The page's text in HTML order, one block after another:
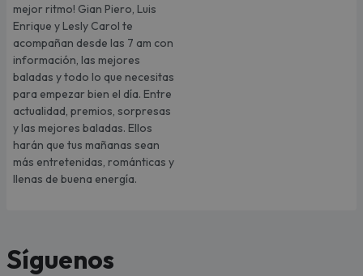
mejor ritmo! Gian Piero, Luis
Enrique y Lesly Carol te
acompañan desde las 7 am con
información, las mejores
baladas y todo lo que necesitas
para empezar bien el día. Entre
actualidad, premios, sorpresas
y las mejores baladas. Ellos
harán que tus mañanas sean
más entretenidas, románticas y
llenas de buena energía.
Síguenos